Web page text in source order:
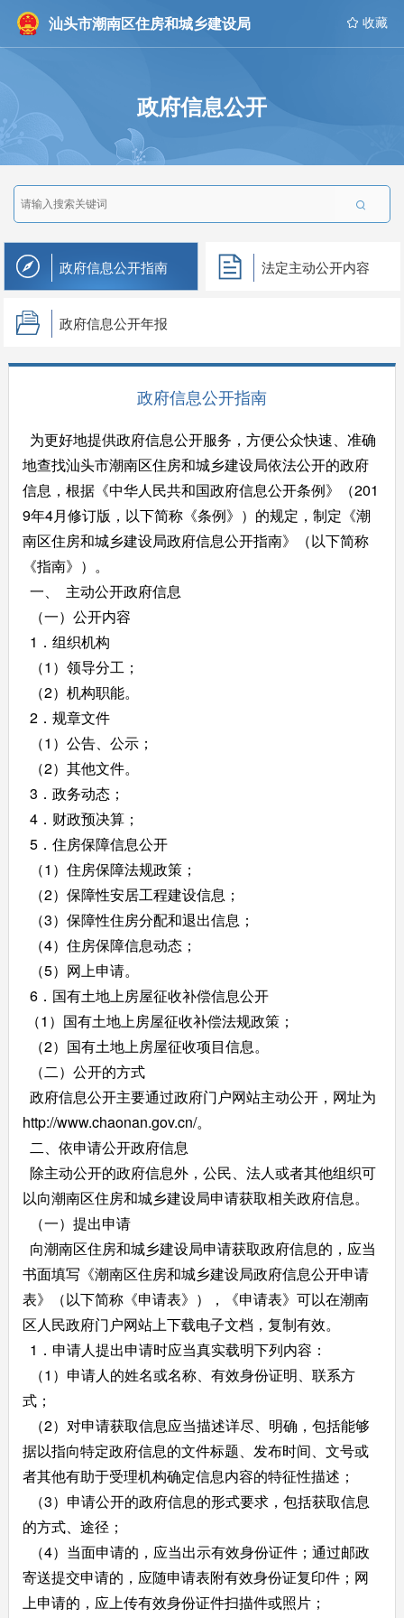
汕头市潮南区住房和城乡建设局  收藏
政府信息公开

政府信息公开指南 法定主动公开内容
政府信息公开年报
政府信息公开指南
为更好地提供政府信息公开服务，方便公众快速、准确
地查找汕头市潮南区住房和城乡建设局依法公开的政府
信息，根据《中华人民共和国政府信息公开条例》（201
9年4月修订版，以下简称《条例》）的规定，制定《潮
南区住房和城乡建设局政府信息公开指南》（以下简称
《指南》）。
一、 主动公开政府信息
（一）公开内容
1．组织机构
（1）领导分工；
（2）机构职能。
2．规章文件
（1）公告、公示；
（2）其他文件。
3．政务动态；
4．财政预决算；
5．住房保障信息公开
（1）住房保障法规政策；
（2）保障性安居工程建设信息 ；
（3） 保障性住房分配和退出信息；
（4） 住房保障信息动态；
（5）网上申请。
6． 国有土地上房屋征收补偿信息公开
（1） 国有土地上房屋征收补偿法规政策；
（2） 国有土地上房屋征收项目信息。
（二）公开的方式
政府信息公开主要通过政府门户网站主动公开，网址为
http://www.chaonan.gov.cn/。
二、依申请公开政府信息
除主动公开的政府信息外，公民、法人或者其他组织可
以向潮南区住房和城乡建设局申请获取相关政府信息。
（一）提出申请
向潮南区住房和城乡建设局申请获取政府信息的，应当
书面填写《潮南区住房和城乡建设局政府信息公开申请
表》（以下简称《申请表》），《申请表》可以在潮南
区人民政府门户网站上下载电子文档，复制有效。
1．申请人提出申请时应当真实载明下列内容：
（1）申请人的姓名或名称、有效身份证明、联系方
式；
（2）对申请获取信息应当描述详尽、明确，包括能够
据以指向特定政府信息的文件标题、发布时间、文号或
者其他有助于受理机构确定信息内容的特征性描述；
（3）申请公开的政府信息的形式要求，包括获取信息
的方式、途径；
（4）当面申请的，应当出示有效身份证件；通过邮政
寄送提交申请的，应随申请表附有效身份证复印件；网
上申请的，应上传有效身份证件扫描件或照片；